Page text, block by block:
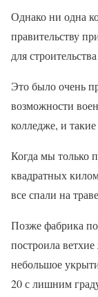
Однако ни одна
правительству
для
Это было очень
возможности
колледже, и
Когда мы только
квадратных
все спали на
Позже фабрика
построила
небольшое
20 с лишним